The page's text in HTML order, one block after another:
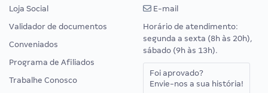
Loja Social
Validador de documentos
Conveniados
Programa de Afiliados
Trabalhe Conosco
E-mail
Horário de atendimento:
segunda a sexta (8h às 20h),
sábado (9h às 13h).
Foi aprovado?
Envie-nos a sua história!